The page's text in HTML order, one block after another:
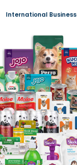
International Business